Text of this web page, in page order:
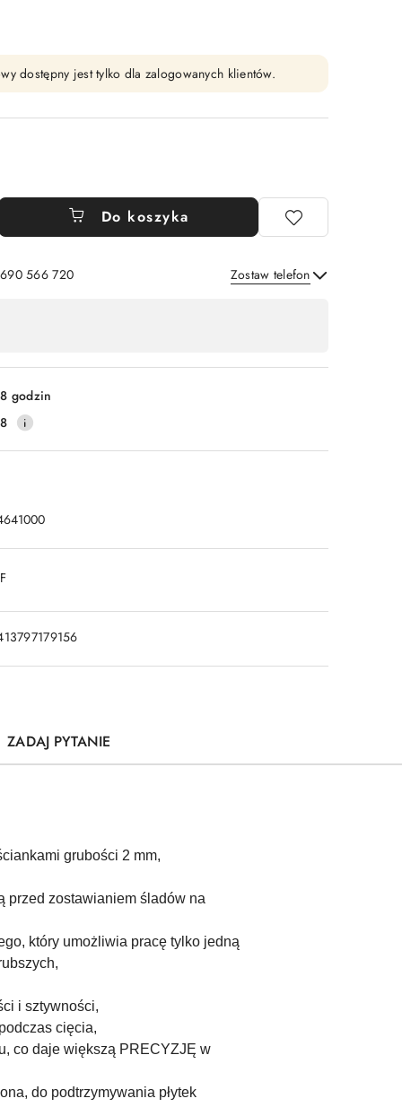
dostępny jest tylko dla zalogowanych klientów.
Do koszyka
566 720 Zostaw telefon
godzin
ZADAJ PYTANIE
grubości 2 mm,
przed zostawianiem śladów na
który umożliwia pracę tylko jedną
i sztywności,
cięcia,
co daje większą PRECYZJĘ w
do podtrzymywania płytek